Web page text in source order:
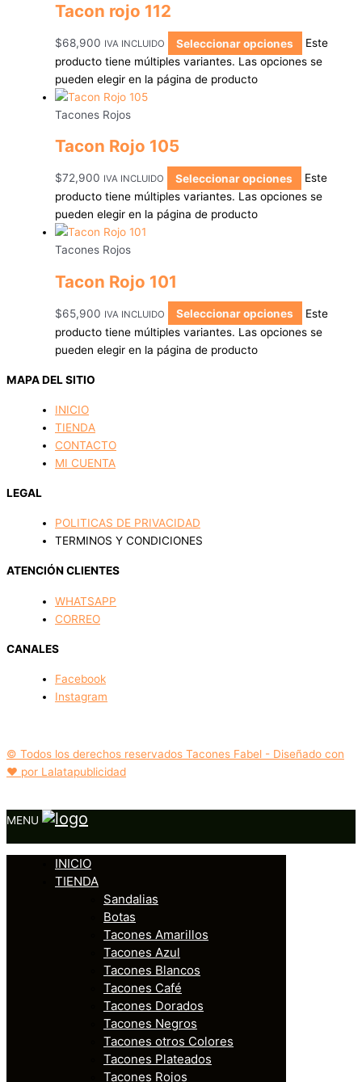
Tacon rojo 112
$68,900 IVA INCLUIDO Seleccionar opciones
Este
producto tiene múltiples variantes. Las opciones se
pueden elegir en la página de producto
Tacones Rojos
Tacon Rojo 105
$72,900 IVA INCLUIDO Seleccionar opciones
Este
producto tiene múltiples variantes. Las opciones se
pueden elegir en la página de producto
Tacones Rojos
Tacon Rojo 101
$65,900 IVA INCLUIDO Seleccionar opciones
Este
producto tiene múltiples variantes. Las opciones se
pueden elegir en la página de producto
MAPA DEL SITIO
INICIO
TIENDA
CONTACTO
MI CUENTA
LEGAL
POLITICAS DE PRIVACIDAD
TERMINOS Y CONDICIONES
ATENCIÓN CLIENTES
WHATSAPP
CORREO
CANALES
Facebook
Instagram
© Todos los derechos reservados Tacones Fabel - Diseñado con
❤️ por Lalatapublicidad
MENU
INICIO
TIENDA
Sandalias
Botas
Tacones Amarillos
Tacones Azul
Tacones Blancos
Tacones Café
Tacones Dorados
Tacones Negros
Tacones otros Colores
Tacones Plateados
Tacones Rojos